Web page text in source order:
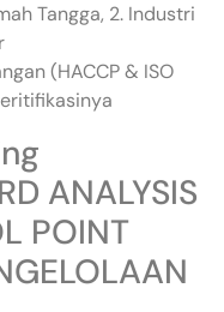
Tangga, 2. Industri
(HACCP & ISO
ANALYSIS
POINT